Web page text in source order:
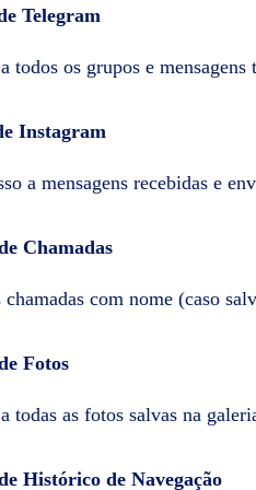
Telegram
todos os grupos e
Instagram
a mensagens recebidas e
Chamadas
chamadas com nome (caso
Fotos
todas as fotos salvas na
Histórico de Navegação